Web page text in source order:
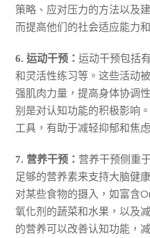
策略、应对压力的方法以及
而提高他们的社会适应能力
6. 运动干预：运动干预包括
和灵活性练习等。这些活动
强肌肉力量，提高身体协调
别是对认知功能的积极影响
工具，有助于减轻抑郁和焦
7. 营养干预： 营养干预侧重
足够的营养素来支持大脑健
对某些食物的摄入，如富含
氧化剂的蔬菜和水果，以及
的营养可以改善认知功能，